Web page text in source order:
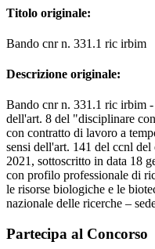
Titolo originale:
Bando cnr n. 331.1 ric irbim
Descrizione originale:
Bando cnr n. 331.1 ric irbim
dell'art. 8 del "disciplinare
con contratto di lavoro a
sensi dell'art. 141 del ccnl
2021, sottoscritto in data 18
con profilo professionale di
le risorse biologiche e le
nazionale delle ricerche –
Partecipa al Concorso